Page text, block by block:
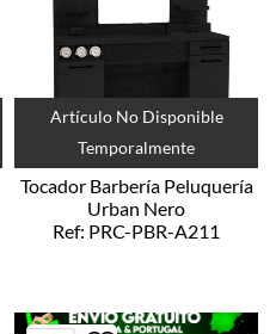
Artículo No Disponible
Temporalmente
Tocador Barbería Peluquería
Urban Nero
Ref: PRC-PBR-A211